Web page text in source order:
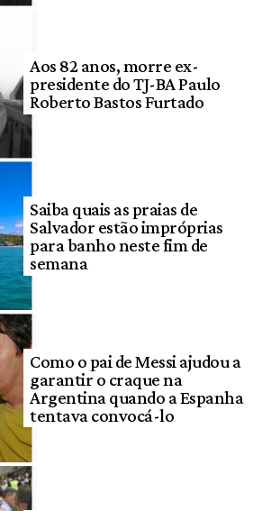
Aos 82 anos, morre ex-
presidente do TJ-BA Paulo
Roberto Bastos Furtado
Saiba quais as praias de
Salvador estão impróprias
para banho neste fim de
semana
Como o pai de Messi ajudou a
garantir o craque na
Argentina quando a Espanha
tentava convocá-lo